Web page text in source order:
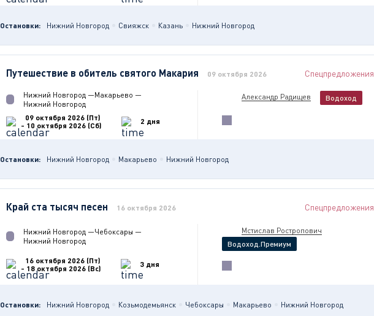
Остановки: Нижний Новгород Свияжск Казань Нижний Новгород
Путешествие в обитель святого Макария 09 октября 2026 Спецпредложения
Нижний Новгород —Макарьево —
Нижний Новгород
09 октября 2026 (Пт)
- 10 октября 2026 (Сб)
2 дня
Александр Радищев Водоход
Остановки: Нижний Новгород Макарьево Нижний Новгород
Край ста тысяч песен 16 октября 2026 Спецпредложения
Нижний Новгород —Чебоксары —
Нижний Новгород
16 октября 2026 (Пт)
- 18 октября 2026 (Вс)
3 дня
Мстислав Ростропович
Водоход.Премиум
Остановки: Нижний Новгород Козьмодемьянск Чебоксары Макарьево Нижний Новгород